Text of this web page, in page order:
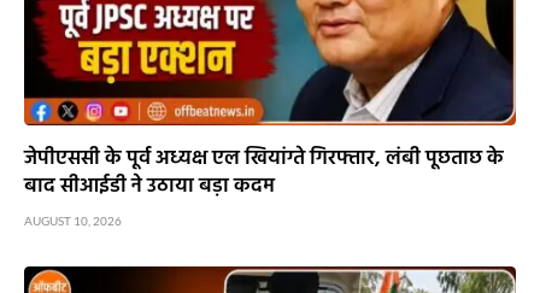
जेपीएससी के पूर्व अध्यक्ष एल खियांग्ते गिरफ्तार, लंबी पूछताछ के
बाद सीआईडी ने उठाया बड़ा कदम
AUGUST 10, 2026